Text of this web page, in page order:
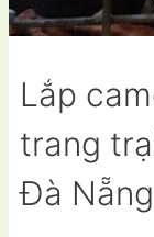
Lắp
trang
Đà Nẵng